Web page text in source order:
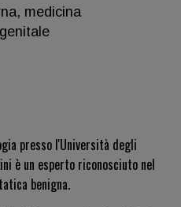
medicina
presso l'Università degli
è un esperto riconosciuto nel
benigna.